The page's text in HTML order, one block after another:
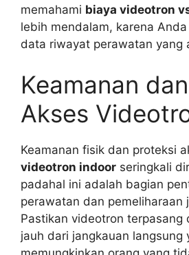
memahami biaya videotron
lebih mendalam, karena
data riwayat perawatan yang
Keamanan
Akses
Keamanan fisik dan proteksi
videotron indoor seringkali
padahal ini adalah bagian
perawatan dan pemeliharaan
Pastikan videotron terpasang
jauh dari jangkauan langsung